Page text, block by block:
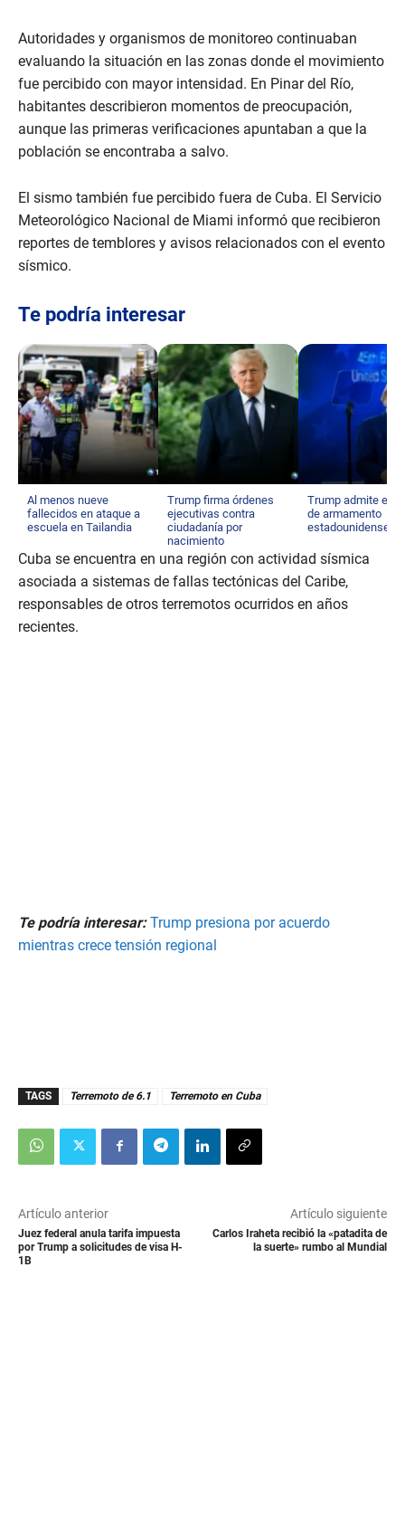
Autoridades y organismos de monitoreo continuaban
evaluando la situación en las zonas donde el movimiento
fue percibido con mayor intensidad. En Pinar del Río,
habitantes describieron momentos de preocupación,
aunque las primeras verificaciones apuntaban a que la
población se encontraba a salvo.
El sismo también fue percibido fuera de Cuba. El Servicio
Meteorológico Nacional de Miami informó que recibieron
reportes de temblores y avisos relacionados con el evento
sísmico.
Te podría interesar
Al menos nueve
fallecidos en ataque a
escuela en Tailandia
Trump firma órdenes
ejecutivas contra
ciudadanía por
nacimiento
Trump admite
de armamento
estadounidense
Cuba se encuentra en una región con actividad sísmica
asociada a sistemas de fallas tectónicas del Caribe,
responsables de otros terremotos ocurridos en años
recientes.
Te podría interesar: Trump presiona por acuerdo
mientras crece tensión regional
TAGS Terremoto de 6.1 Terremoto en Cuba
Artículo anterior
Juez federal anula tarifa impuesta
por Trump a solicitudes de visa H-
1B
Artículo siguiente
Carlos Iraheta recibió la «patadita de
la suerte» rumbo al Mundial